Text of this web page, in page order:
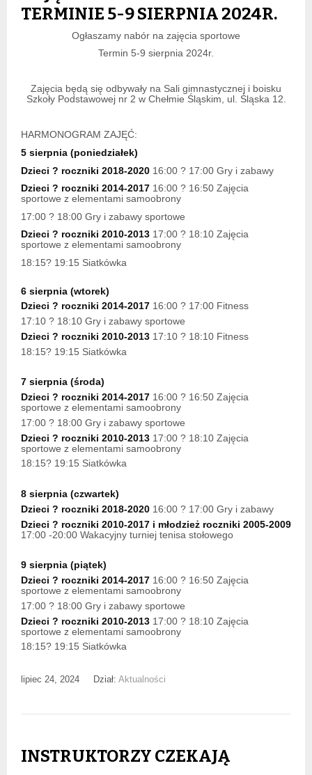
TERMINIE 5-9 SIERPNIA 2024R.
Ogłaszamy nabór na zajęcia sportowe
Termin 5-9 sierpnia 2024r.
Zajęcia będą się odbywały na Sali gimnastycznej i boisku
Szkoły Podstawowej nr 2 w Chełmie Śląskim, ul. Śląska 12.
HARMONOGRAM ZAJĘĆ:
5 sierpnia (poniedziałek)
Dzieci ? roczniki 2018-2020 16:00 ? 17:00 Gry i zabawy
Dzieci ? roczniki 2014-2017 16:00 ? 16:50 Zajęcia
sportowe z elementami samoobrony
17:00 ? 18:00 Gry i zabawy sportowe
Dzieci ? roczniki 2010-2013 17:00 ? 18:10 Zajęcia
sportowe z elementami samoobrony
18:15? 19:15 Siatkówka
6 sierpnia (wtorek)
Dzieci ? roczniki 2014-2017 16:00 ? 17:00 Fitness
17:10 ? 18:10 Gry i zabawy sportowe
Dzieci ? roczniki 2010-2013 17:10 ? 18:10 Fitness
18:15? 19:15 Siatkówka
7 sierpnia (środa)
Dzieci ? roczniki 2014-2017 16:00 ? 16:50 Zajęcia
sportowe z elementami samoobrony
17:00 ? 18:00 Gry i zabawy sportowe
Dzieci ? roczniki 2010-2013 17:00 ? 18:10 Zajęcia
sportowe z elementami samoobrony
18:15? 19:15 Siatkówka
8 sierpnia (czwartek)
Dzieci ? roczniki 2018-2020 16:00 ? 17:00 Gry i zabawy
Dzieci ? roczniki 2010-2017 i młodzież roczniki 2005-2009
17:00 -20:00 Wakacyjny turniej tenisa stołowego
9 sierpnia (piątek)
Dzieci ? roczniki 2014-2017 16:00 ? 16:50 Zajęcia
sportowe z elementami samoobrony
17:00 ? 18:00 Gry i zabawy sportowe
Dzieci ? roczniki 2010-2013 17:00 ? 18:10 Zajęcia
sportowe z elementami samoobrony
18:15? 19:15 Siatkówka
lipiec 24, 2024 Dział: Aktualności
INSTRUKTORZY CZEKAJĄ